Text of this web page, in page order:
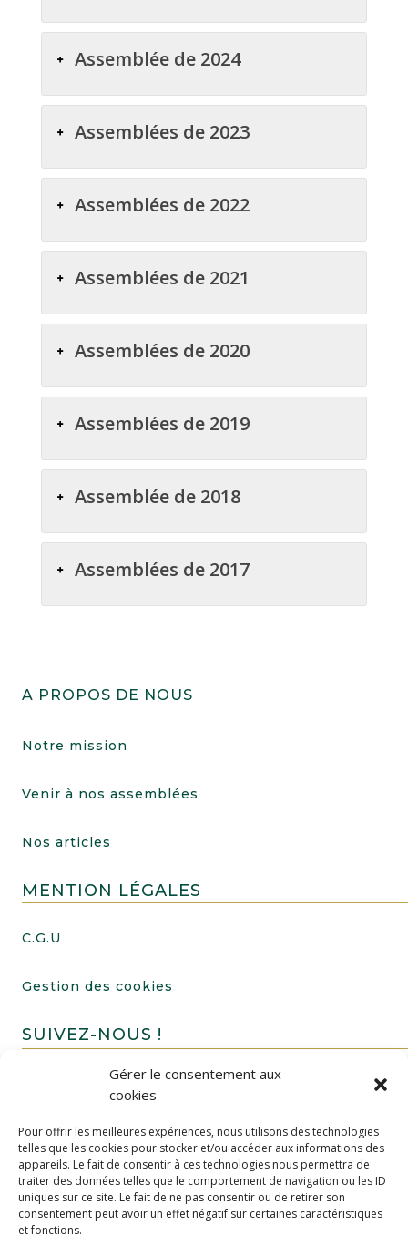
Gérer le consentement aux
cookies
Pour offrir les meilleures expériences, nous utilisons des technologies
telles que les cookies pour stocker et/ou accéder aux informations des
appareils. Le fait de consentir à ces technologies nous permettra de
traiter des données telles que le comportement de navigation ou les ID
uniques sur ce site. Le fait de ne pas consentir ou de retirer son
consentement peut avoir un effet négatif sur certaines caractéristiques
et fonctions.
Assemblée de 2024
Assemblées de 2023
Assemblées de 2022
Assemblées de 2021
Assemblées de 2020
Assemblées de 2019
Assemblée de 2018
Assemblées de 2017
A PROPOS DE NOUS
Notre mission
Venir à nos assemblées
Nos articles
MENTION LÉGALES
C.G.U
Gestion des cookies
SUIVEZ-NOUS !
FAIRE UN DON